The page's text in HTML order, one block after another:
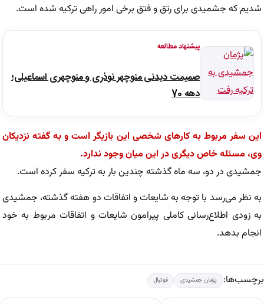
شدیم که جشمیدی برای رتق و فتق برخی امور راهی ترکیه شده است.
پیشنهاد مطالعه
صمیمت دیدنی منوچهر نوذری و منوچهری اسماعیلی؛
دهه 70
این سفر مربوط به کارهای شخصی این بازیگر است و به گفته نزدیکان
وی، مسئله خاص دیگری در این میان وجود ندارد.
جمشیدی در دو، سه ماه گذشته چندین بار به ترکیه سفر کرده است.
به نظر می‌رسد با توجه به شایعات و اتفاقات دو هفته گذشته، جمشیدی
به زودی اطلاع‌رسانی کاملی پیرامون شایعات و اتفاقات مربوط به خود
انجام بدهد.
برچسب‌ها: پژمان جمشیدی فوتبال